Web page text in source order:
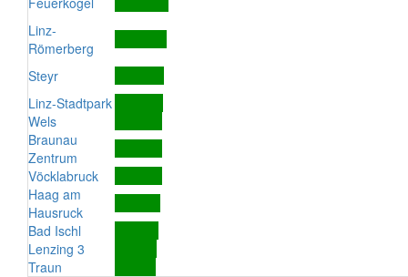
Linz-
Römerberg
Steyr
Linz-Stadtpark
Wels
Braunau
Zentrum
Vöcklabruck
Haag am
Hausruck
Bad Ischl
Lenzing 3
Traun